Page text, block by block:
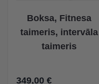
Boksa, Fitnesa
taimeris, intervāla
taimeris
349,00 €